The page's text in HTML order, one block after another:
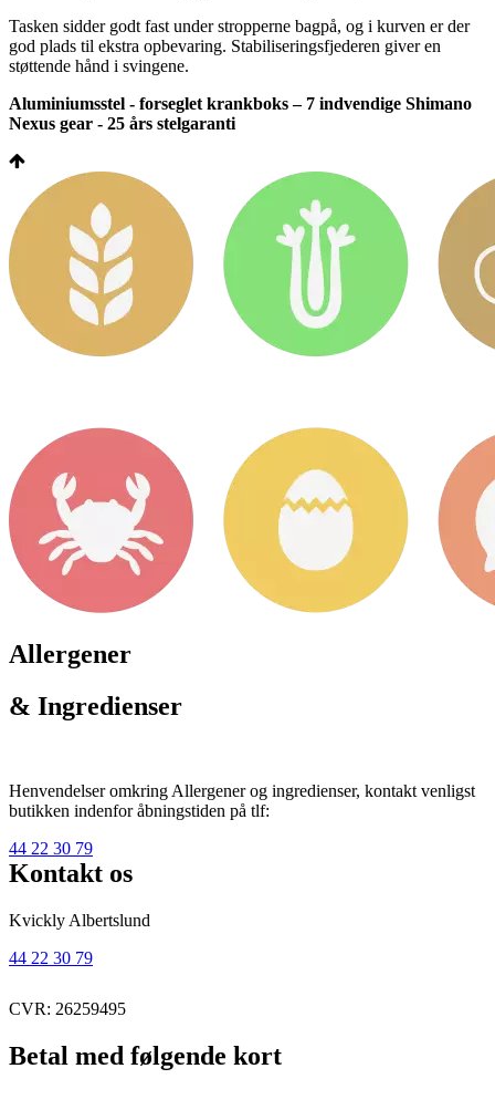
Tasken sidder godt fast under stropperne bagpå, og i kurven er der
god plads til ekstra opbevaring. Stabiliseringsfjederen giver en
støttende hånd i svingene.
Aluminiumsstel - forseglet krankboks – 7 indvendige Shimano
Nexus gear - 25 års stelgaranti
Allergener
& Ingredienser
Henvendelser omkring Allergener og ingredienser, kontakt venligst
butikken indenfor åbningstiden på tlf:
44 22 30 79
Kontakt os
Kvickly Albertslund
44 22 30 79
CVR: 26259495
Betal med følgende kort